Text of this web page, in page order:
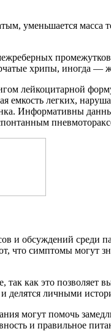
уменьшается масса
хрипы, иногда —
лейкоцитарной
легких,
Информативны
и обсуждений
симптомы могут
как это
делятся личными
могут помочь
и правильное